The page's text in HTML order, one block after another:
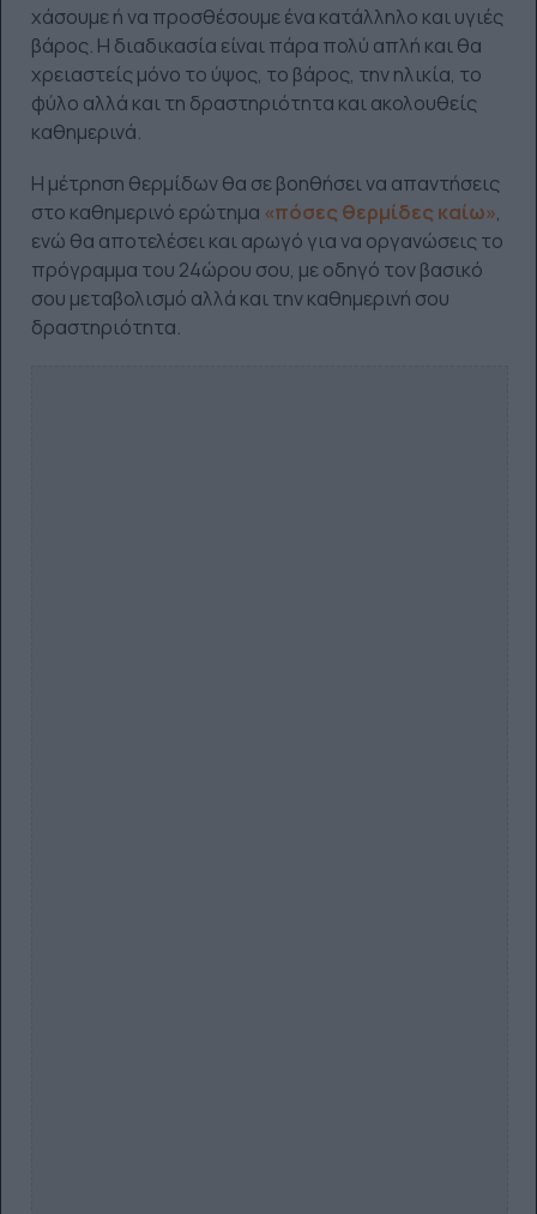
χάσουμε ή να προσθέσουμε ένα κατάλληλο και υγιές
βάρος. Η διαδικασία είναι πάρα πολύ απλή και θα
χρειαστείς μόνο το ύψος, το βάρος, την ηλικία, το
φύλο αλλά και τη δραστηριότητα και ακολουθείς
καθημερινά.
Η μέτρηση θερμίδων θα σε βοηθήσει να απαντήσεις
στο καθημερινό ερώτημα «πόσες θερμίδες καίω»,
ενώ θα αποτελέσει και αρωγό για να οργανώσεις το
πρόγραμμα του 24ώρου σου, με οδηγό τον βασικό
σου μεταβολισμό αλλά και την καθημερινή σου
δραστηριότητα.